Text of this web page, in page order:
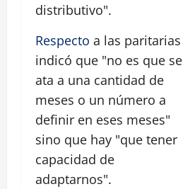
distributivo".
Respecto a las paritarias
indicó que "no es que se
ata a una cantidad de
meses o un número a
definir en eses meses"
sino que hay "que tener
capacidad de
adaptarnos".